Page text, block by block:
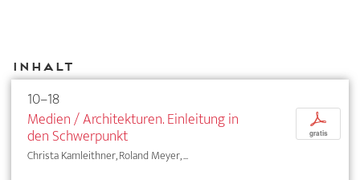
Inhalt
10–18
Medien / Architekturen. Einleitung in
den Schwerpunkt
Christa Kamleithner, Roland Meyer, ...
p
gratis